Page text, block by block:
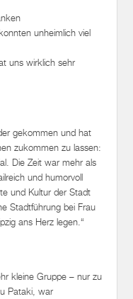
unheimlich viel
uns wirklich sehr
gekommen und hat
zukommen zu lassen:
Die Zeit war mehr als
und humorvoll
und Kultur der Stadt
Stadtführung bei Frau
ans Herz legen.“
kleine Gruppe – nur zu
Pataki, war